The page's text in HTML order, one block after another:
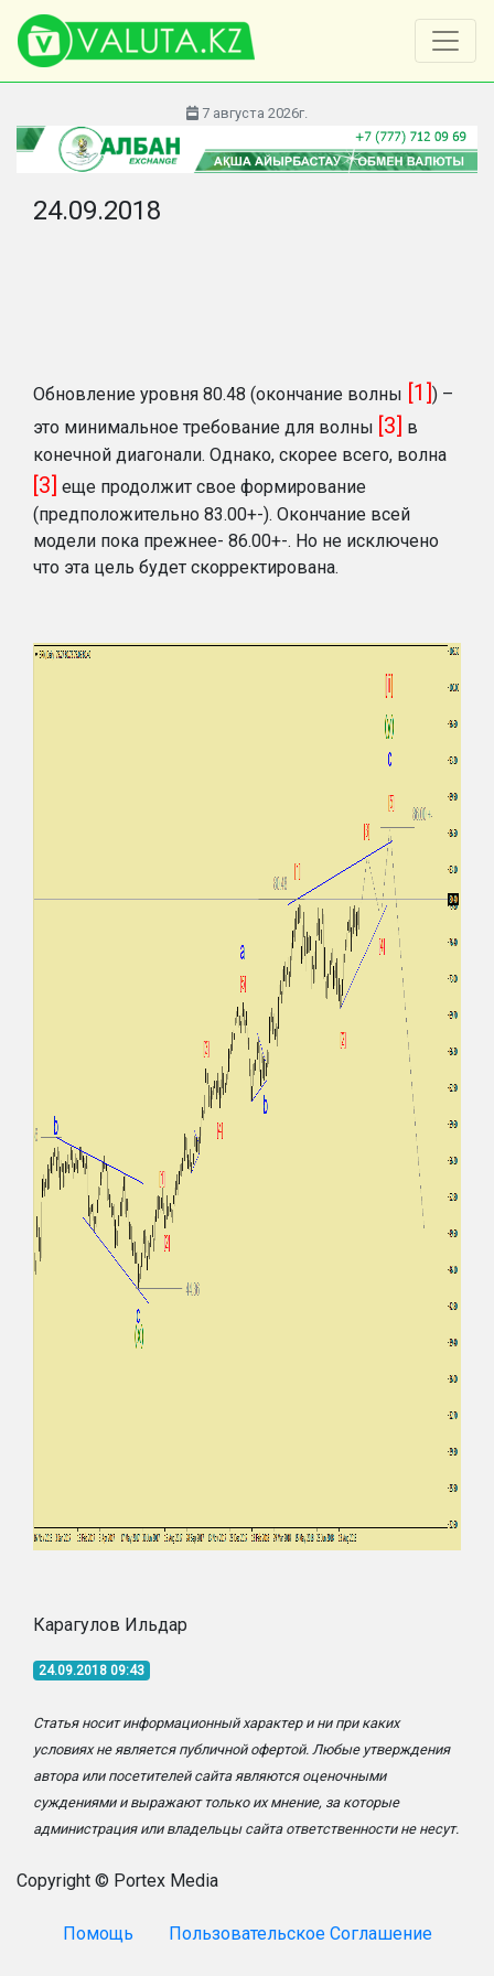
7 августа 2026г.
24.09.2018
Обновление уровня 80.48 (окончание волны [1]) –
это минимальное требование для волны [3] в
конечной диагонали. Однако, скорее всего, волна
[3] еще продолжит свое формирование
(предположительно 83.00+-). Окончание всей
модели пока прежнее- 86.00+-. Но не исключено
что эта цель будет скорректирована.
Карагулов Ильдар
24.09.2018 09:43
Статья носит информационный характер и ни при каких
условиях не является публичной офертой. Любые утверждения
автора или посетителей сайта являются оценочными
суждениями и выражают только их мнение, за которые
администрация или владельцы сайта ответственности не несут.
Copyright © Portex Media
Помощь Пользовательское Соглашение